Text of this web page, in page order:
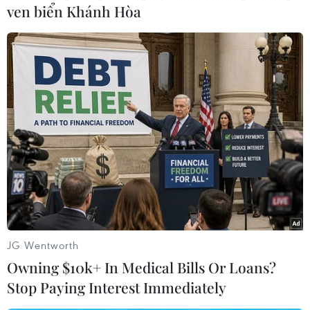
XI đến thế kỷ XIV tại vùng Tây Yên Tử.
Phó Giám đốc Sở Văn hóa, Thể thao và Du lịch
tỉnh Bắc Giang Nguyễn Sĩ Cầm cho biết Tây Yên
Tử là vùng đất nằm ở sườn phía Tây cánh cung
Đông Triều, thuộc địa phận tỉnh Bắc Giang.
Với địa thế núi cao, cảnh đẹp nên từ xa xưa, khu
vực sườn Tây Yên Tử đã được các vị vua thời Lý-
Trần lựa chọn là nơi dựng chùa, tu tâm, tham
thiền học đạo. Vì vậy, tại khu vực Tây Yên Tử
hiện còn bảo lưu hệ thống di tích và danh thắng
với đầy đủ các loại hình phong phú, đa dạng.
ven biển Khánh Hòa
JG Wentworth
Owning $10k+ In Medical Bills Or Loans?
Stop Paying Interest Immediately